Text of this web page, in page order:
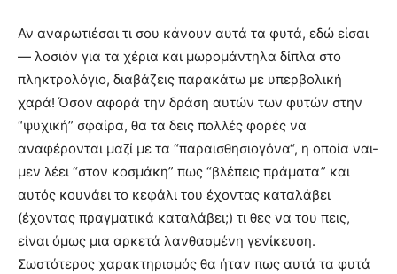
Αν αναρωτιέσαι τι σου κάνουν αυτά τα φυτά, εδώ είσαι
— λοσιόν για τα χέρια και μωρομάντηλα δίπλα στο
πληκτρολόγιο, διαβάζεις παρακάτω με υπερβολική
χαρά! Όσον αφορά την δράση αυτών των φυτών στην
“ψυχική” σφαίρα, θα τα δεις πολλές φορές να
αναφέρονται μαζί με τα “παραισθησιογόνα“, η οποία ναι-
μεν λέει “στον κοσμάκη” πως “βλέπεις πράματα” και
αυτός κουνάει το κεφάλι του έχοντας καταλάβει
(έχοντας πραγματικά καταλάβει;) τι θες να του πεις,
είναι όμως μια αρκετά λανθασμένη γενίκευση.
Σωστότερος χαρακτηρισμός θα ήταν πως αυτά τα φυτά